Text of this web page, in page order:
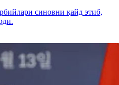
синовни қайд этиб,